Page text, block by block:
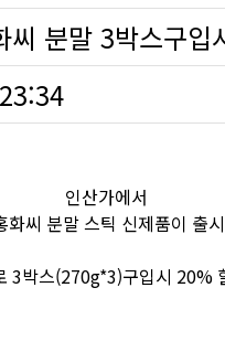
씨 분말 3박스구입
인산가에서
화씨 분말 스틱 신제품이 출
3박스(270g*3)구입시 20%